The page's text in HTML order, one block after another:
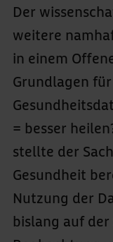
Der
weitere
in einem
Grundlagen
= besser
stellte der
Gesundheit
Nutzung der
bislang auf